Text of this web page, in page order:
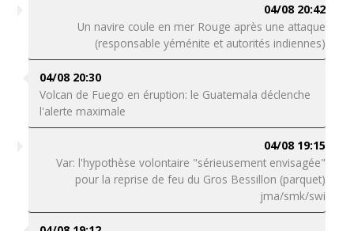
04/08 20:42
Un navire coule en mer Rouge après une attaque
(responsable yéménite et autorités indiennes)
04/08 20:30
Volcan de Fuego en éruption: le Guatemala déclenche
l'alerte maximale
04/08 19:15
Var: l'hypothèse volontaire "sérieusement envisagée"
pour la reprise de feu du Gros Bessillon (parquet)
jma/smk/swi